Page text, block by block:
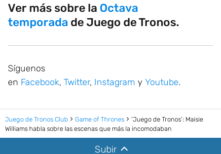
Ver más sobre la Octava
temporada de Juego de Tronos.
Síguenos
en Facebook, Twitter, Instagram y Youtube.
Juego de Tronos Club Game of Thrones
‘Juego de Tronos’: Maisie
Williams habla sobre las escenas que más la incomodaban
Subir